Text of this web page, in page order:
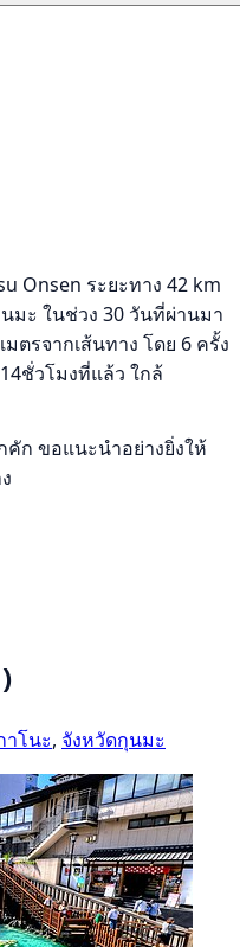
Onsen ระยะทาง 42 km
มะ ในช่วง 30 วันที่ผ่านมา
ตรจากเส้นทาง โดย 6 ครั้ง
ชั่วโมงที่แล้ว ใกล้
ก ขอแนะนำอย่างยิ่งให้
าโนะ, จังหวัดกุนมะ